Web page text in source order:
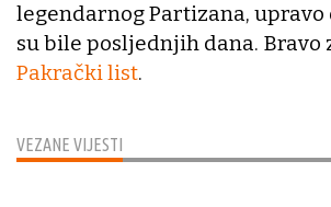
VEZANE VIJESTI
legendarnog Partizana, upravo
su bile posljednjih dana. Bravo
Pakrački list.